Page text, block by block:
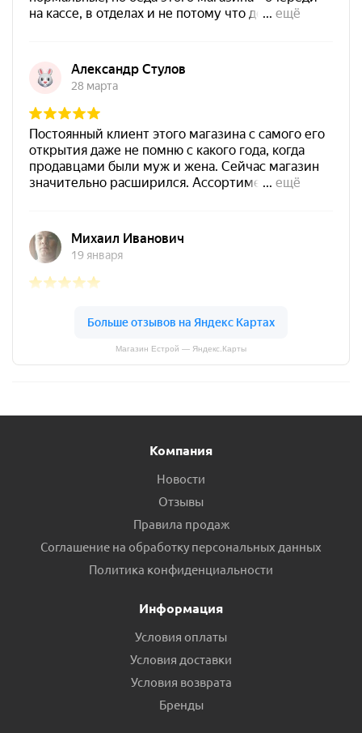
Магазин Естрой — Яндекс.Карты
Компания
Новости
Отзывы
Правила продаж
Соглашение на обработку персональных данных
Политика конфиденциальности
Информация
Условия оплаты
Условия доставки
Условия возврата
Бренды